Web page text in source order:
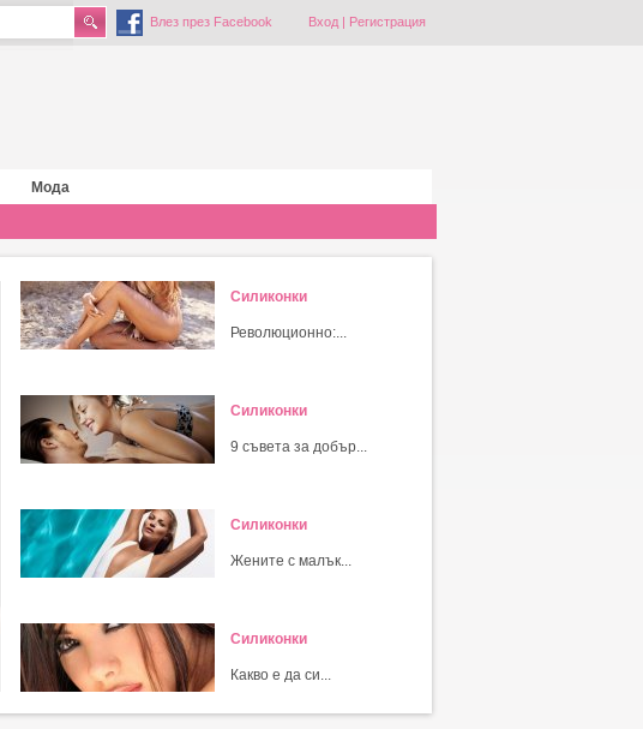
Влез през Facebook Вход| Регистрация
Мода
Силиконки
Революционно:...
Силиконки
9 съвета за добър...
Силиконки
Жените с малък...
Силиконки
Какво е да си...